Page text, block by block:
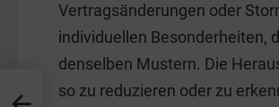
Vertragsänderungen oder
individuellen Besonderheiten,
denselben Mustern. Die
so zu reduzieren oder zu